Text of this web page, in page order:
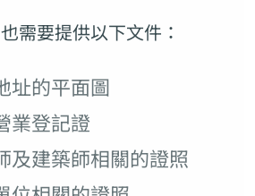
需要提供以下文件：
址的平面圖
業登記證
及建築師相關的證照